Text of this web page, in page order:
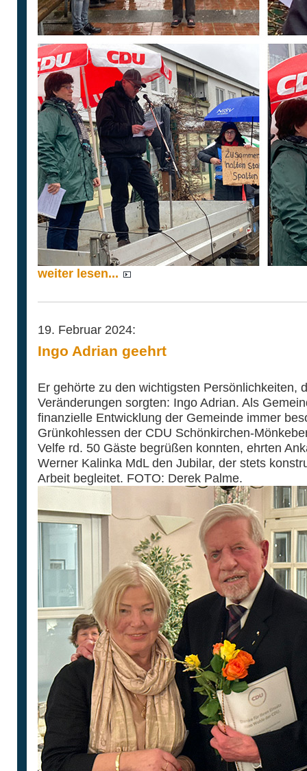
weiter lesen...
19. Februar 2024:
Ingo Adrian geehrt
Er gehörte zu den wichtigsten Persönlichkeiten,
Veränderungen sorgten: Ingo Adrian. Als
finanzielle Entwicklung der Gemeinde immer
Grünkohlessen der CDU Schönkirchen-
Velfe rd. 50 Gäste begrüßen konnten, ehrten
Werner Kalinka MdL den Jubilar, der stets
Arbeit begleitet. FOTO: Derek Palme.